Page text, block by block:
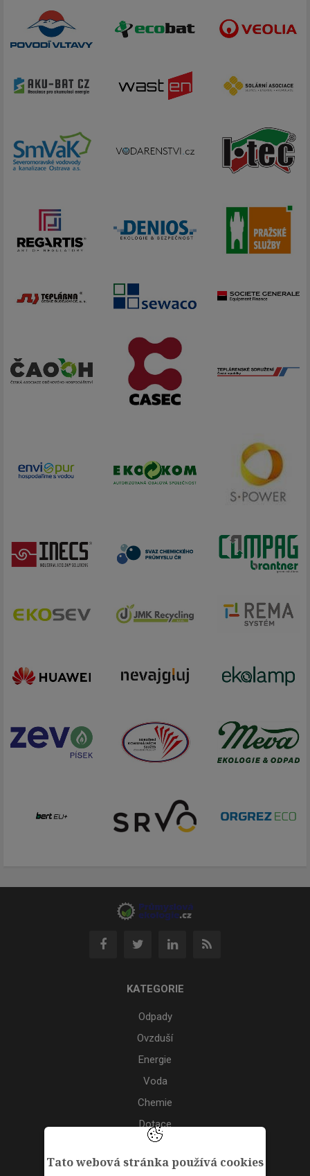
Tato webová stránka používá cookies
KATEGORIE
Odpady
Ovzduší
Energie
Voda
Chemie
Dotace
Akce